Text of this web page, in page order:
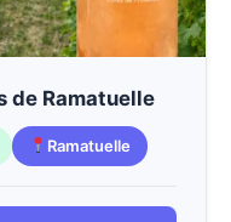
de Ramatuelle
Ramatuelle